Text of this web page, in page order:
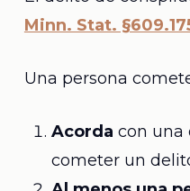
Minn. Stat.
Una persona
Acorda con una
cometer un